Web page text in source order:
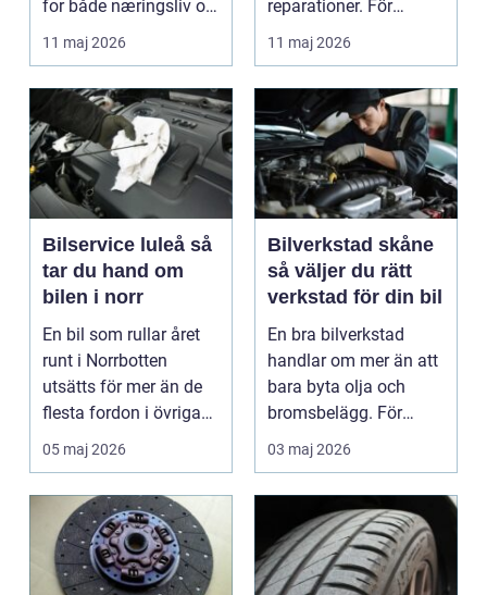
for både næringsliv og
privatperson...
11 maj 2026
reparationer. För
många förare i Skåne
är verk...
11 maj 2026
Bilservice luleå så
tar du hand om
bilen i norr
En bil som rullar året
runt i Norrbotten
utsätts för mer än de
flesta fordon i övriga
landet. Kyla, ...
05 maj 2026
Bilverkstad skåne
så väljer du rätt
verkstad för din bil
En bra bilverkstad
handlar om mer än att
bara byta olja och
bromsbelägg. För
många är bilen
avgörand...
03 maj 2026